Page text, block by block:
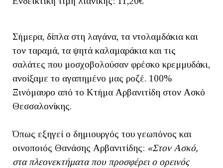
Σήμερα, δίπλα στη λαγάνα, τα ντολαμδάκια και
τον ταραμά, τα ψητά καλαμαράκια και τις
σαλάτες που μοσχοβολούσαν φρέσκο κρεμμυδάκι,
ανοίξαμε το αγαπημένο μας ροζέ. 100%
Ξινόμαυρο από το Κτήμα Αρβανιτίδη στον Ασκό
Θεσσαλονίκης.
Όπως εξηγεί ο δημιουργός του γεωπόνος και
οινοποιός Θανάσης Αρβανιτίδης: «Στον Ασκό,
στα πλεονεκτήματα που προσφέρει ο ορεινός